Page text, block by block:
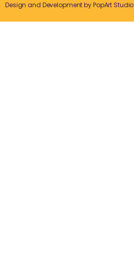
Design and Development byPopArt Studio